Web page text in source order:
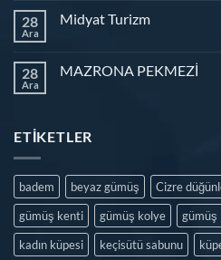
28
Ara
Midyat Turizm
28
Ara
MAZRONA PEKMEZİ
ETIKETLER
badem beyaz gümüş Cizre
gümüş kenti
gümüş kolye gümüş
kadın küpesi
keçisütü sabunu